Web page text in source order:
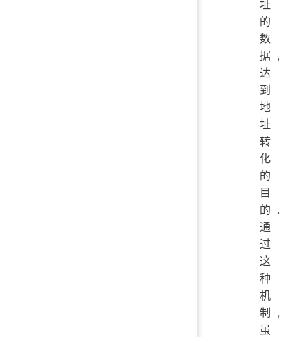
址
的
数
据,
达
到
地
址
转
化
的
目
的.
通
过
这
种
机
制,
虽